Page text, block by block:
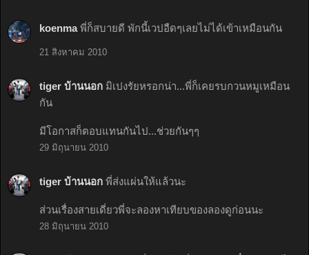
koenma พี่ก็สบายดี พักนี้เวปอืดๆเลยไม่ได้เข้าเหมือนกัน
21 สิงหาคม 2010
tiger บ้านนอก มิเปงรัยหรอกน่า...พี่ก็เคยรบกวนหมูเหมือน
กัน
มีโอกาสก็ตอบแทนกันไป...ช่วยกันๆๆ
29 มิถุนายน 2010
tiger บ้านนอก พี่ส่งแผ่นให้แล้วนะ
ส่วนเรื่องสายเดี่ยวพี่จะลองหาเทียบของลองดูก่อนนะ
28 มิถุนายน 2010